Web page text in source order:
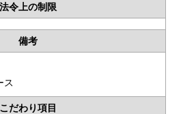
法令上の制限
備考
ス
こだわり項目